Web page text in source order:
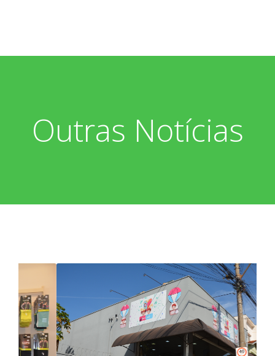
Outras Notícias